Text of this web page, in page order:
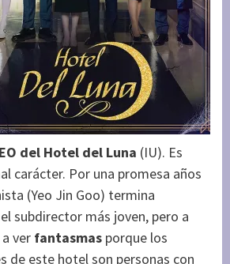
del Hotel del Luna (IU). Es
carácter. Por una promesa años
(Yeo Jin Goo) termina
subdirector más joven, pero a
ver fantasmas porque los
de este hotel son personas con